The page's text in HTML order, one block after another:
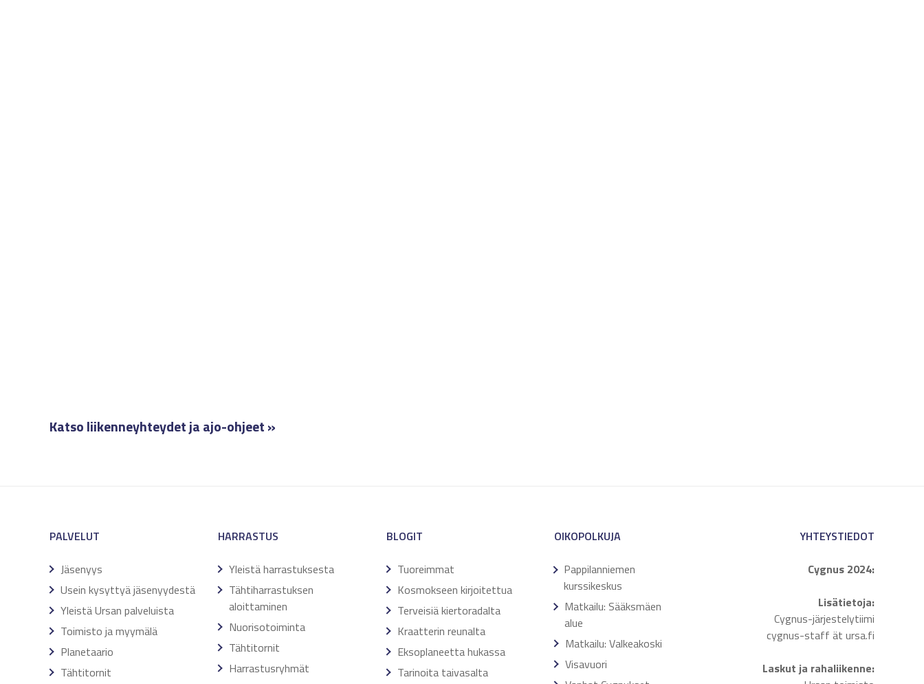
Katso liikenneyhteydet ja ajo-ohjeet »
PALVELUT
Jäsenyys
Usein kysyttyä jäsenyydestä
Yleistä Ursan palveluista
Toimisto ja myymälä
Planetaario
Tähtitornit
HARRASTUS
Yleistä harrastuksesta
Tähtiharrastuksen
aloittaminen
Nuorisotoiminta
Tähtitornit
Harrastusryhmät
BLOGIT
Tuoreimmat
Kosmokseen kirjoitettua
Terveisiä kiertoradalta
Kraatterin reunalta
Eksoplaneetta hukassa
Tarinoita taivasalta
OIKOPOLKUJA
Pappilanniemen
kurssikeskus
Matkailu: Sääksmäen
alue
Matkailu: Valkeakoski
Visavuori
YHTEYSTIEDOT
Cygnus 2024:
Lisätietoja:
Cygnus-järjestelytiimi
cygnus-staff ät ursa.fi
Laskut ja rahaliikenne: